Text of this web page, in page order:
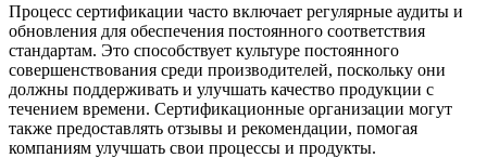
Процесс сертификации часто включает регулярные аудиты и
обновления для обеспечения постоянного соответствия
стандартам. Это способствует культуре постоянного
совершенствования среди производителей, поскольку они
должны поддерживать и улучшать качество продукции с
течением времени. Сертификационные организации могут
также предоставлять отзывы и рекомендации, помогая
компаниям улучшать свои процессы и продукты.